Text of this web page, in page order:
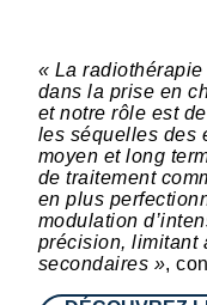
« La
dans la prise en
et notre rôle est
les séquelles des
moyen et long
de traitement
en plus
modulation
précision, limitant
secondaires »,